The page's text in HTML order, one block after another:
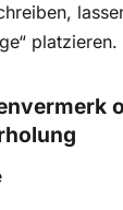
platzieren.